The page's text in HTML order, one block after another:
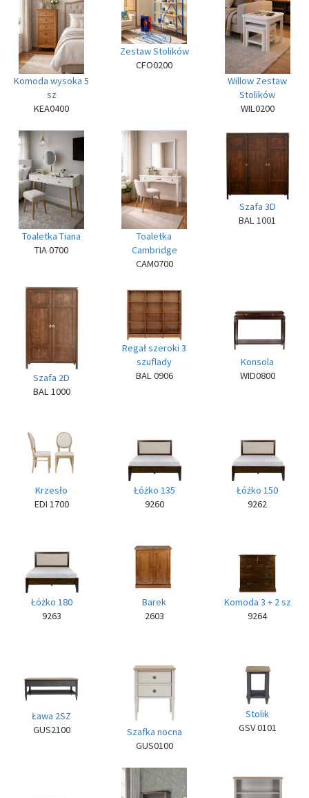
Komoda wysoka 5
sz
KEA0400
Zestaw Stolików
CFO0200
Willow Zestaw
Stolików
WIL0200
Toaletka Tiana
TIA 0700
Toaletka
Cambridge
CAM0700
Szafa 3D
BAL 1001
Szafa 2D
BAL 1000
Regał szeroki 3
szuflady
BAL 0906
Konsola
WID0800
Krzesło
EDI 1700
Łóżko 135
9260
Łóżko 150
9262
Łóżko 180
9263
Barek
2603
Komoda 3 + 2 sz
9264
Ława 2SZ
GUS2100
Szafka nocna
GUS0100
Stolik
GSV 0101